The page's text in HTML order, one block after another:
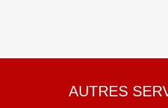
AUTRES